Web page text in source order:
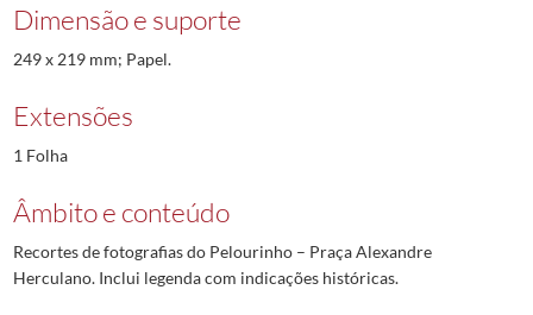
Dimensão e suporte
249 x 219 mm; Papel.
Extensões
1 Folha
Âmbito e conteúdo
Recortes de fotografias do Pelourinho – Praça Alexandre
Herculano. Inclui legenda com indicações históricas.